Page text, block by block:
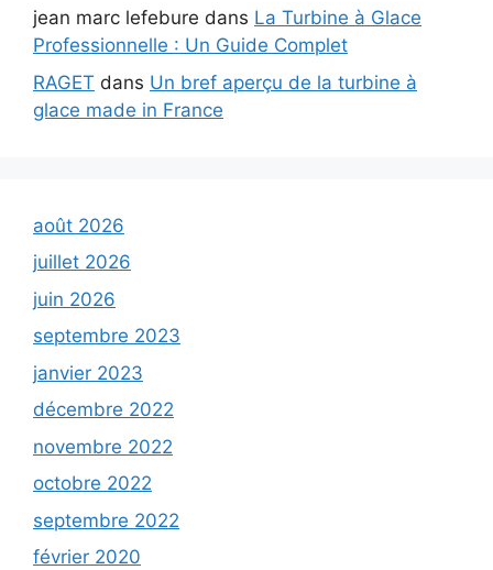
jean marc lefebure dans La Turbine à Glace
Professionnelle : Un Guide Complet
RAGET dans Un bref aperçu de la turbine à
glace made in France
août 2026
juillet 2026
juin 2026
septembre 2023
janvier 2023
décembre 2022
novembre 2022
octobre 2022
septembre 2022
février 2020